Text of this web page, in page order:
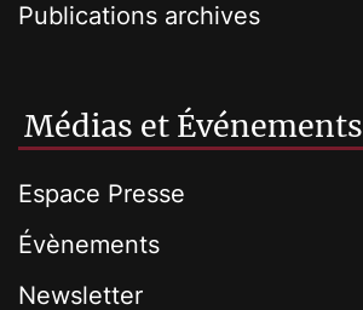
Publications archives
Médias et Événements
Espace Presse
Évènements
Newsletter